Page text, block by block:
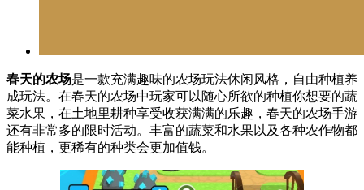
春天的农场是一款充满趣味的农场玩法休闲风格，自由种植养
成玩法。在春天的农场中玩家可以随心所欲的种植你想要的蔬
菜水果，在土地里耕种享受收获满满的乐趣，春天的农场手游
还有非常多的限时活动。丰富的蔬菜和水果以及各种农作物都
能种植，更稀有的种类会更加值钱。